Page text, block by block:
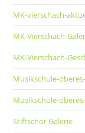
MK-vierschach-
MK-Vierschach-
MK-Vierschach-
Musikschule-
Musikschule-
Stiftschor Galerie